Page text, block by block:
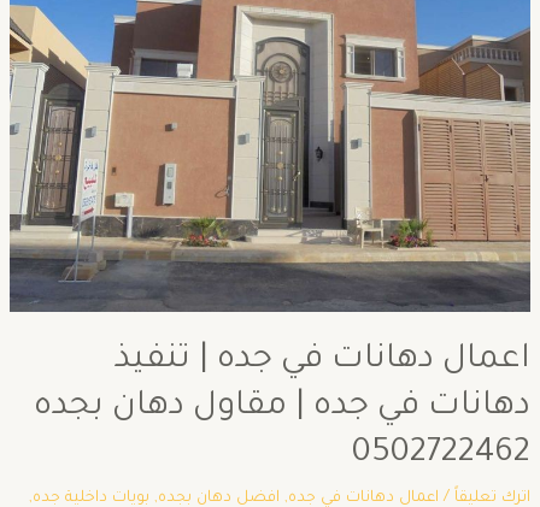
اعمال دهانات في جده | تنفيذ
دهانات في جده | مقاول دهان بجده
0502722462
اترك تعليقاً / اعمال دهانات في جده, افضل دهان بجده, بويات داخلية جده,